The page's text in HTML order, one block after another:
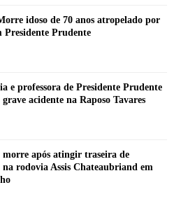
idoso de 70 anos atropelado por
Presidente Prudente
e professora de Presidente Prudente
acidente na Raposo Tavares
após atingir traseira de
na rodovia Assis Chateaubriand em